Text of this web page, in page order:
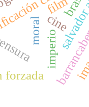
cine
film
moral
forzada
imperio